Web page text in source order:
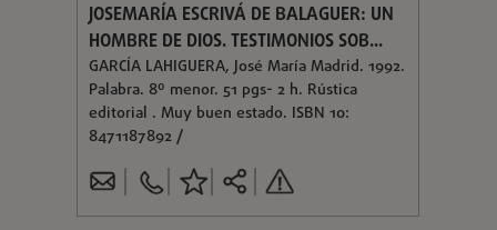
JOSEMARÍA ESCRIVÁ DE BALAGUER: UN
HOMBRE DE DIOS. TESTIMONIOS SOB...
GARCÍA LAHIGUERA, José María Madrid. 1992.
Palabra. 8º menor. 51 pgs- 2 h. Rústica
editorial . Muy buen estado. ISBN 10:
8471187892 /